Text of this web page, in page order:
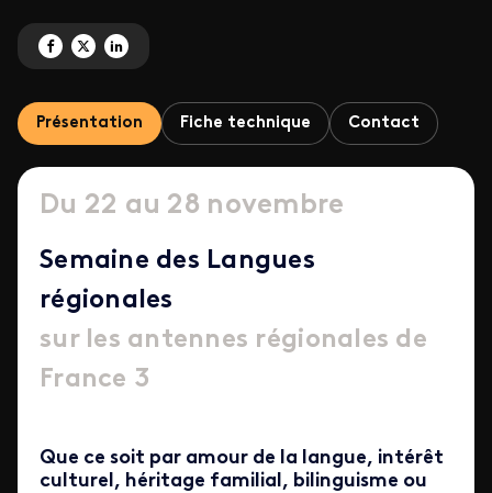
Partagez 'À France 3, on aime les régions.<br>Il faut vous le dire en quelle
Partagez 'À France 3, on aime les régions.<br>Il faut vous le dire en
Partagez 'À France 3, on aime les régions.<br>Il faut vous le
Présentation Fiche technique Contact
Du 22 au 28 novembre
Semaine des Langues
régionales
sur les antennes régionales de
France 3
Que ce soit par amour de la langue, intérêt
culturel, héritage familial, bilinguisme ou